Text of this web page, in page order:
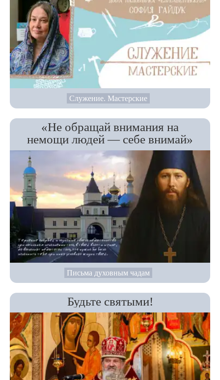
Служение. Мастерские
«Не обращай внимания на
немощи людей — себе внимай»
Письма духовным чадам
Будьте святыми!